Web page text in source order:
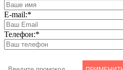
E-mail:*
Телефон:*